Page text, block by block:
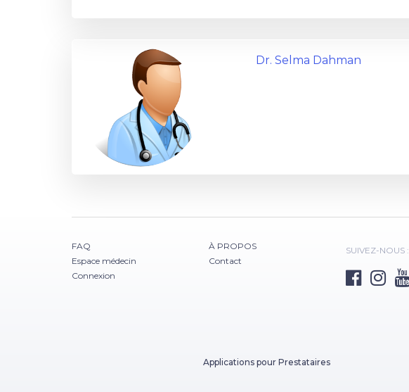
Dr. Selma Dahman
FAQ
Espace médecin
Connexion
À PROPOS
Contact
SUIVEZ-NOUS :
Applications pour Prestataires